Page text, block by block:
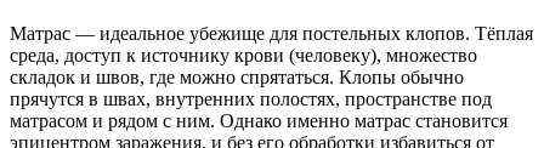
Матрас — идеальное убежище для постельных клопов. Тёплая
среда, доступ к источнику крови (человеку), множество
складок и швов, где можно спрятаться. Клопы обычно
прячутся в швах, внутренних полостях, пространстве под
матрасом и рядом с ним. Однако именно матрас становится
эпицентром заражения, и без его обработки избавиться от